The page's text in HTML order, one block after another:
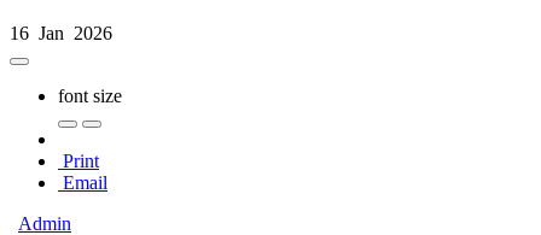
16 Jan 2026
font size
Print
Email
Admin